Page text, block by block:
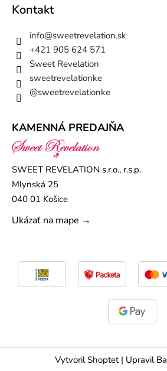
Kontakt
info@sweetrevelation.sk
+421 905 624 571
Sweet Revelation
sweetrevelationke
@sweetrevelationke
KAMENNÁ PREDAJŇA
SWEET REVELATION s.r.o., r.s.p.
Mlynská 25
040 01 Košice
Ukázať na mape →
Vytvoril Shoptet | Upravil